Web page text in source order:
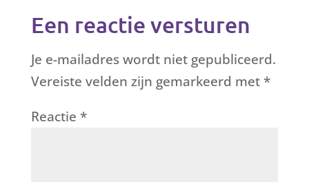
Een reactie versturen
Je e-mailadres wordt niet gepubliceerd.
Vereiste velden zijn gemarkeerd met *
Reactie *